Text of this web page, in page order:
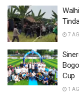
7
1
7
Cup
1